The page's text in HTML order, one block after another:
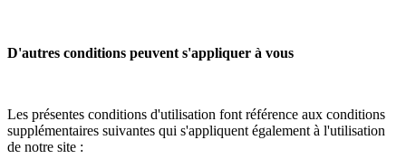
D'autres conditions peuvent s'appliquer à vous
Les présentes conditions d'utilisation font référence aux conditions
supplémentaires suivantes qui s'appliquent également à l'utilisation
de notre site :